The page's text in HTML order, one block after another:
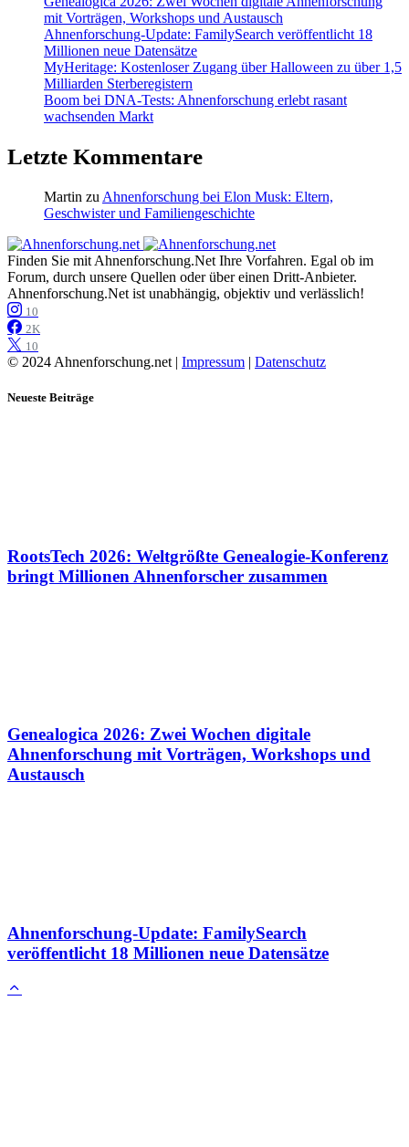
mit Vorträgen, Workshops und Austausch
Ahnenforschung-Update: FamilySearch veröffentlicht 18
Millionen neue Datensätze
MyHeritage: Kostenloser Zugang über Halloween zu über 1,5
Milliarden Sterberegistern
Boom bei DNA-Tests: Ahnenforschung erlebt rasant
wachsenden Markt
Letzte Kommentare
Martin zu Ahnenforschung bei Elon Musk: Eltern,
Geschwister und Familiengeschichte
Finden Sie mit Ahnenforschung.Net Ihre Vorfahren. Egal ob im
Forum, durch unsere Quellen oder über einen Dritt-Anbieter.
Ahnenforschung.Net ist unabhängig, objektiv und verlässlich!
10
2K
10
© 2024 Ahnenforschung.net | Impressum | Datenschutz
Neueste Beiträge
RootsTech 2026: Weltgrößte Genealogie-Konferenz
bringt Millionen Ahnenforscher zusammen
Genealogica 2026: Zwei Wochen digitale
Ahnenforschung mit Vorträgen, Workshops und
Austausch
Ahnenforschung-Update: FamilySearch
veröffentlicht 18 Millionen neue Datensätze